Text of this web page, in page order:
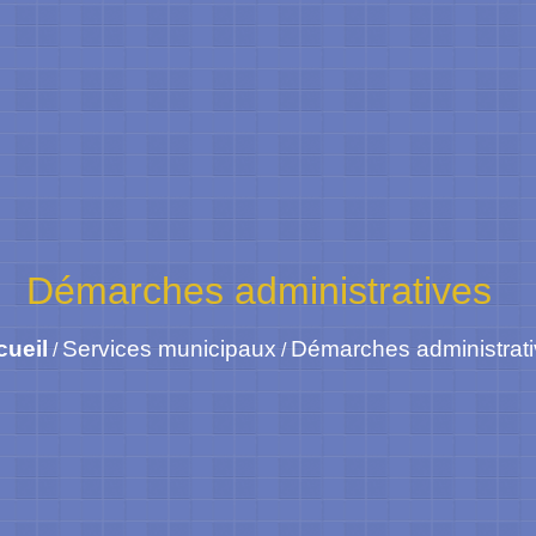
Démarches administratives
/ Services municipaux / Démarches